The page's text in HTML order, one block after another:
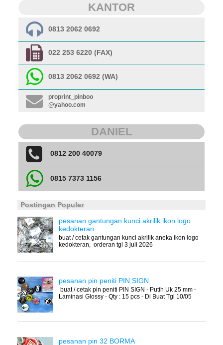
KANTOR
0813 2062 0692
022 253 6220 (FAX)
0813 2062 0692 (WA)
proprint_pinboo
@yahoo.com
DANIEL
0812 200 40079
0815 7373 1156
Postingan Populer
pesanan gantungan kunci akrilik ikon logo
kedokteran
buat / cetak gantungan kunci akrilik aneka ikon logo
kedokteran, orderan tgl 3 juli 2026
pesanan pin peniti PIN SIGN
buat / cetak pin peniti PIN SIGN - Putih Uk 25 mm -
Laminasi Glossy - Qty : 15 pcs - Di Buat Tgl 10/05
pesanan pin 32 BORMA